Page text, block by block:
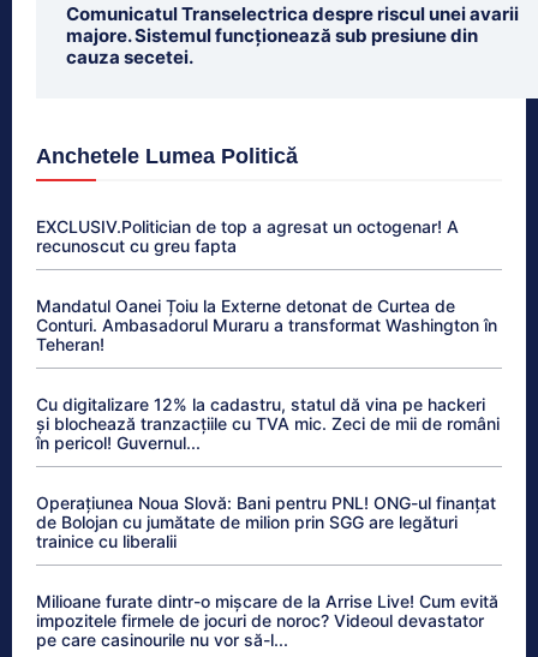
Comunicatul Transelectrica despre riscul unei avarii
majore. Sistemul funcționează sub presiune din
cauza secetei.
Anchetele Lumea Politică
EXCLUSIV.Politician de top a agresat un octogenar! A
recunoscut cu greu fapta
Mandatul Oanei Țoiu la Externe detonat de Curtea de
Conturi. Ambasadorul Muraru a transformat Washington în
Teheran!
Cu digitalizare 12% la cadastru, statul dă vina pe hackeri
și blochează tranzacțiile cu TVA mic. Zeci de mii de români
în pericol! Guvernul...
Operațiunea Noua Slovă: Bani pentru PNL! ONG-ul finanțat
de Bolojan cu jumătate de milion prin SGG are legături
trainice cu liberalii
Milioane furate dintr-o mișcare de la Arrise Live! Cum evită
impozitele firmele de jocuri de noroc? Videoul devastator
pe care casinourile nu vor să-l...